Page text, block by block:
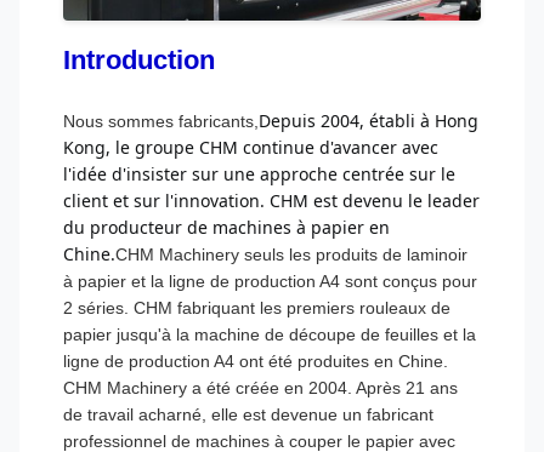
Introduction
Nous sommes fabricants, Depuis 2004, établi à Hong
Kong, le groupe CHM continue d'avancer avec
l'idée d'insister sur une approche centrée sur le
client et sur l'innovation. CHM est devenu le leader
du producteur de machines à papier en
Chine.CHM Machinery seuls les produits de laminoir
à papier et la ligne de production A4 sont conçus pour
2 séries. CHM fabriquant les premiers rouleaux de
papier jusqu'à la machine de découpe de feuilles et la
ligne de production A4 ont été produites en Chine.
CHM Machinery a été créée en 2004. Après 21 ans
de travail acharné, elle est devenue un fabricant
professionnel de machines à couper le papier avec